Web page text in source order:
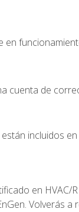
cuenta de
incluidos
en HVAC/
Volverás